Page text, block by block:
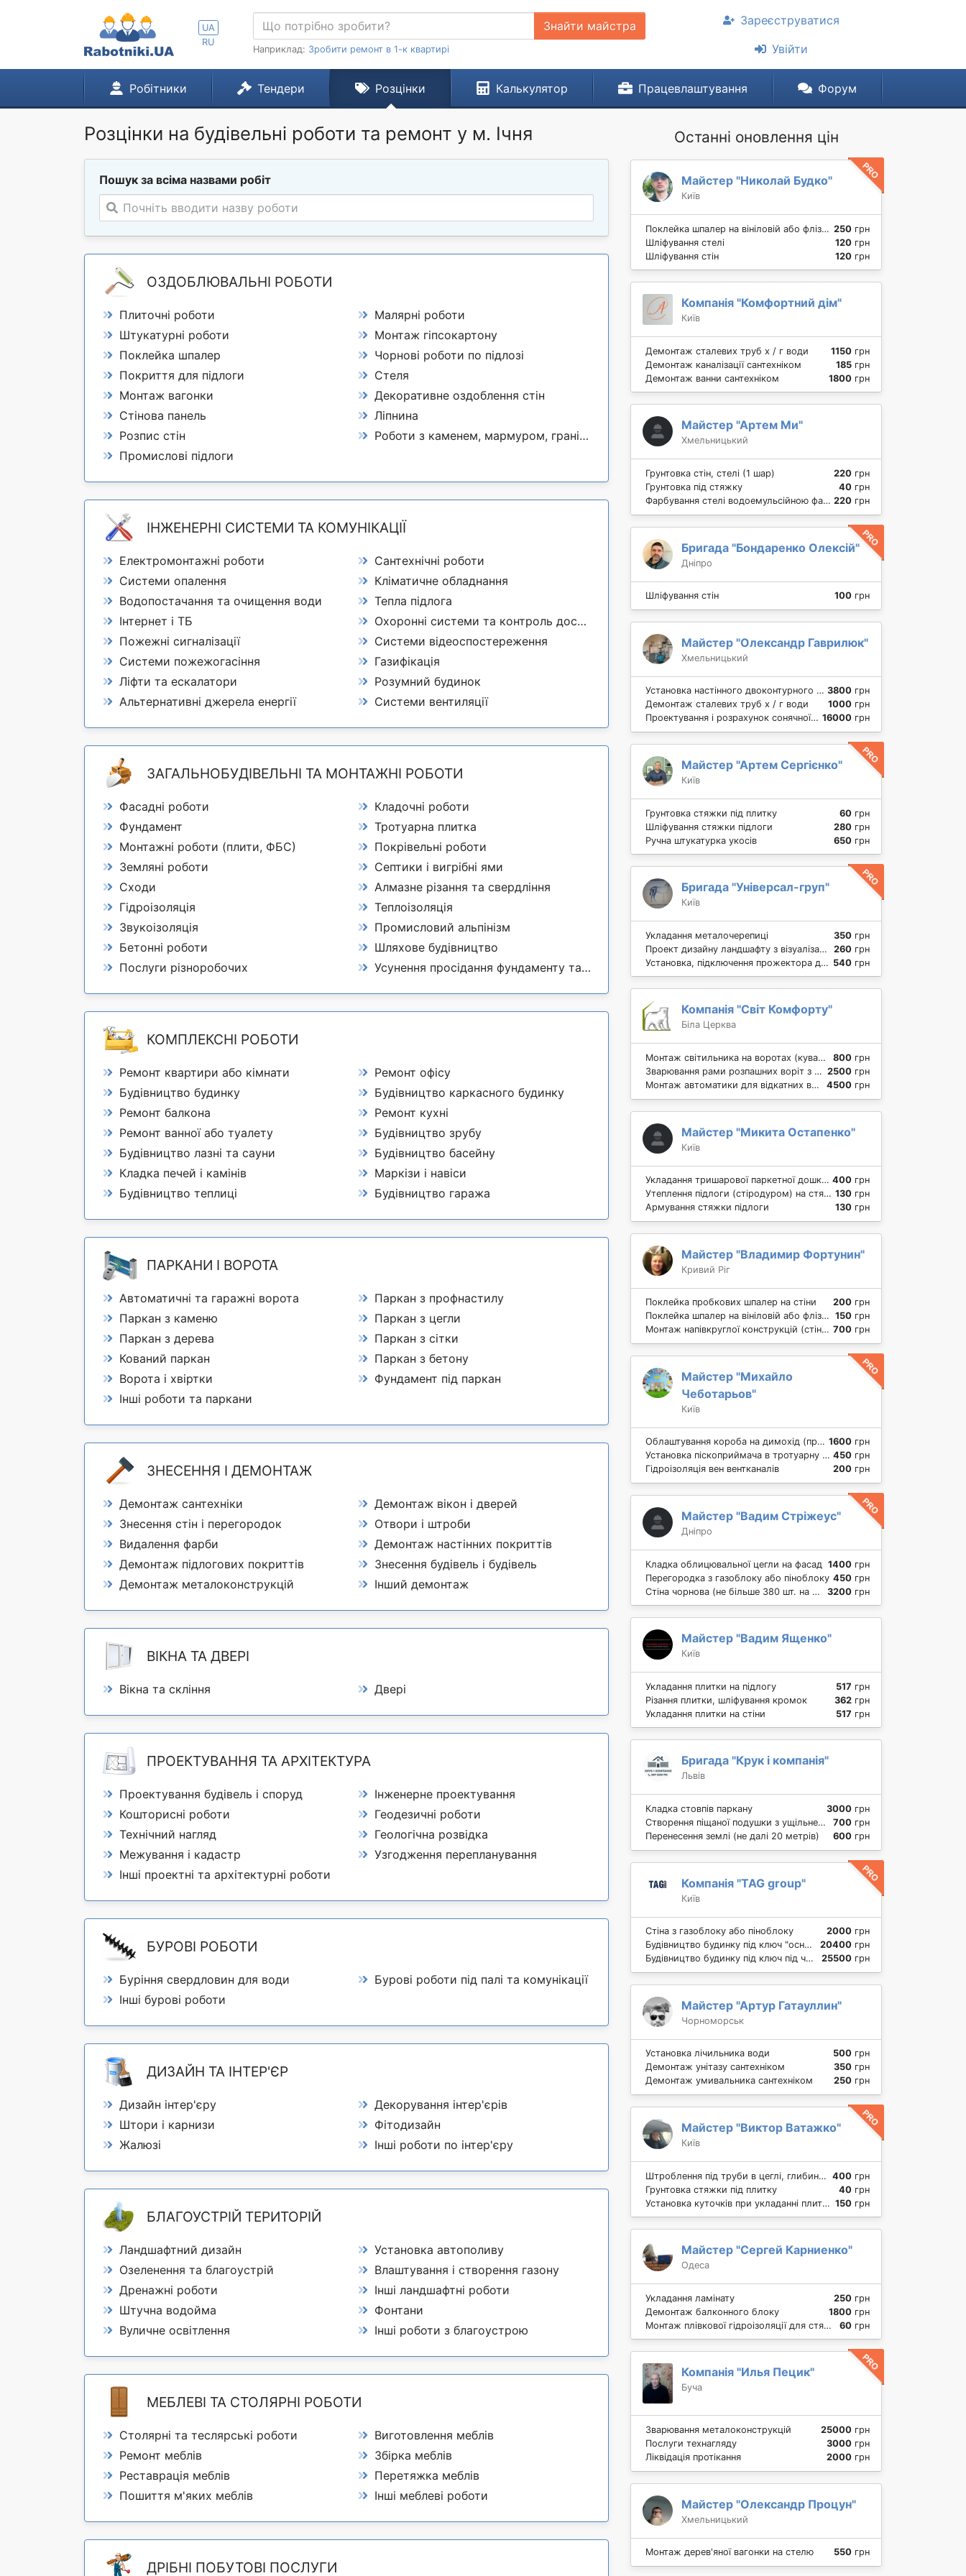
UA
RU
Знайти майстра
Наприклад: Зробити ремонт в 1-к квартирі
Зареєструватися
Увійти
Робітники Тендери Розцінки Калькулятор Працевлаштування Форум
Розцінки на будівельні роботи та ремонт у м. Ічня
Пошук за всіма назвами робіт
Почніть вводити назву роботи
ОЗДОБЛЮВАЛЬНІ РОБОТИ
Плиточні роботи
Малярні роботи
Штукатурні роботи
Монтаж гіпсокартону
Поклейка шпалер
Чорнові роботи по підлозі
Покриття для підлоги
Стеля
Монтаж вагонки
Декоративне оздоблення стін
Стінова панель
Ліпнина
Розпис стін
Роботи з каменем, мармуром, гранітом
Промислові підлоги
ІНЖЕНЕРНІ СИСТЕМИ ТА КОМУНІКАЦІЇ
Електромонтажні роботи
Сантехнічні роботи
Системи опалення
Кліматичне обладнання
Водопостачання та очищення води
Тепла підлога
Інтернет і ТБ
Охоронні системи та контроль доступу
Пожежні сигналізації
Системи відеоспостереження
Системи пожежогасіння
Газифікація
Ліфти та ескалатори
Розумний будинок
Альтернативні джерела енергії
Системи вентиляції
ЗАГАЛЬНОБУДІВЕЛЬНІ ТА МОНТАЖНІ РОБОТИ
Фасадні роботи
Кладочні роботи
Фундамент
Тротуарна плитка
Монтажні роботи (плити, ФБС)
Покрівельні роботи
Земляні роботи
Септики і вигрібні ями
Сходи
Алмазне різання та свердління
Гідроізоляція
Теплоізоляція
Звукоізоляція
Промисловий альпінізм
Бетонні роботи
Шляхове будівництво
Послуги різноробочих
Усунення просідання фундаменту та підлоги
КОМПЛЕКСНІ РОБОТИ
Ремонт квартири або кімнати
Ремонт офісу
Будівництво будинку
Будівництво каркасного будинку
Ремонт балкона
Ремонт кухні
Ремонт ванної або туалету
Будівництво зрубу
Будівництво лазні та сауни
Будівництво басейну
Кладка печей і камінів
Маркізи і навіси
Будівництво теплиці
Будівництво гаража
ПАРКАНИ І ВОРОТА
Автоматичні та гаражні ворота
Паркан з профнастилу
Паркан з каменю
Паркан з цегли
Паркан з дерева
Паркан з сітки
Кований паркан
Паркан з бетону
Ворота і хвіртки
Фундамент під паркан
Інші роботи та паркани
ЗНЕСЕННЯ І ДЕМОНТАЖ
Демонтаж сантехніки
Демонтаж вікон і дверей
Знесення стін і перегородок
Отвори і штроби
Видалення фарби
Демонтаж настінних покриттів
Демонтаж підлогових покриттів
Знесення будівель і будівель
Демонтаж металоконструкцій
Інший демонтаж
ВІКНА ТА ДВЕРІ
Вікна та скління Двері
ПРОЕКТУВАННЯ ТА АРХІТЕКТУРА
Проектування будівель і споруд
Інженерне проектування
Кошторисні роботи
Геодезичні роботи
Технічний нагляд
Геологічна розвідка
Межування і кадастр
Узгодження перепланування
Інші проектні та архітектурні роботи
БУРОВІ РОБОТИ
Буріння свердловин для води
Бурові роботи під палі та комунікації
Інші бурові роботи
ДИЗАЙН ТА ІНТЕР'ЄР
Дизайн інтер'єру
Декорування інтер'єрів
Штори і карнизи
Фітодизайн
Жалюзі
Інші роботи по інтер'єру
БЛАГОУСТРІЙ ТЕРИТОРІЙ
Ландшафтний дизайн
Установка автополиву
Озеленення та благоустрій
Влаштування і створення газону
Дренажні роботи
Інші ландшафтні роботи
Штучна водойма
Фонтани
Вуличне освітлення
Інші роботи з благоустрою
МЕБЛЕВІ ТА СТОЛЯРНІ РОБОТИ
Столярні та теслярські роботи
Виготовлення меблів
Ремонт меблів
Збірка меблів
Реставрація меблів
Перетяжка меблів
Пошиття м'яких меблів
Інші меблеві роботи
ДРІБНІ ПОБУТОВІ ПОСЛУГИ
Останні оновлення цін
Майстер "Николай Будко"
Київ
Поклейка шпалер на вініловій або флізеліновій основі на стіну 250 грн
Шліфування стелі
120 грн
Шліфування стін
120 грн
Компанія "Комфортний дім"
Київ
Демонтаж сталевих труб х / г води 1150 грн
Демонтаж каналізації сантехніком
185 грн
Демонтаж ванни сантехніком
1800 грн
Майстер "Артем Ми"
Хмельницький
Грунтовка стін, стелі (1 шар) 220 грн
Грунтовка під стяжку
40 грн
Фарбування стелі водоемульсійною фарбою 220 грн
Бригада "Бондаренко Олексій"
Дніпро
Шліфування стін 100 грн
Майстер "Олександр Гаврилюк"
Хмельницький
Установка настінного двоконтурного газового котла до 32 кВт 3800 грн
Демонтаж сталевих труб х / г води
1000 грн
Проектування і розрахунок сонячної електростанції 16000 грн
Майстер "Артем Сергієнко"
Київ
Грунтовка стяжки під плитку 60 грн
Шліфування стяжки підлоги
280 грн
Ручна штукатурка укосів
650 грн
Бригада "Універсал-груп"
Київ
Укладання металочерепиці 350 грн
Проект дизайну ландшафту з візуалізацією за м2
260 грн
Установка, підключення прожектора для підсвічування будівель 540 грн
Компанія "Світ Комфорту"
Біла Церква
Монтаж світильника на воротах (кування) 800 грн
Зварювання рами розпашних воріт з монтажем на петлі 2500 грн
Монтаж автоматики для відкатних воріт
4500 грн
Майстер "Микита Остапенко"
Київ
Укладання тришарової паркетної дошки на підлогу 400 грн
Утеплення підлоги (стіродуром) на стяжку. Ціни від будівельників 130 грн
Армування стяжки підлоги
130 грн
Майстер "Владимир Фортунин"
Кривий Ріг
Поклейка пробкових шпалер на стіни 200 грн
Поклейка шпалер на вініловій або флізеліновій основі на стіну 150 грн
Монтаж напівкруглої конструкцій (стіни) з гіпсокартону 700 грн
Майстер "Михайло
Чеботарьов"
Київ
Облаштування короба на димохід (профлист) 1600 грн
Установка піскоприймача в тротуарну плитку 450 грн
Гідроізоляція вен вентканалів
200 грн
Майстер "Вадим Стріжеус"
Дніпро
Кладка облицювальної цегли на фасад 1400 грн
Перегородка з газоблоку або піноблоку 450 грн
Стіна чорнова (не більше 380 шт. на куб)
3200 грн
Майстер "Вадим Ященко"
Київ
Укладання плитки на підлогу 517 грн
Різання плитки, шліфування кромок
362 грн
Укладання плитки на стіни
517 грн
Бригада "Крук і компанія"
Львів
Кладка стовпів паркану 3000 грн
Створення піщаної подушки з ущільненням для фундаменту
700 грн
Перенесення землі (не далі 20 метрів)
600 грн
Компанія "TAG group"
Київ
Стіна з газоблоку або піноблоку 2000 грн
Будівництво будинку під ключ "основа" (фундамент, коробка, дах)
20400 грн
Будівництво будинку під ключ під чистову обробку.
25500 грн
Майстер "Артур Гатауллин"
Чорноморськ
Установка лічильника води 500 грн
Демонтаж унітазу сантехніком
350 грн
Демонтаж умивальника сантехніком
250 грн
Майстер "Виктор Ватажко"
Київ
Штроблення під труби в цеглі, глибина штроби 5 см 400 грн
Грунтовка стяжки під плитку
40 грн
Установка куточків при укладанні плитки 150 грн
Майстер "Сергей Карниенко"
Одеса
Укладання ламінату 250 грн
Демонтаж балконного блоку
1800 грн
Монтаж плівкової гідроізоляції для стяжки
60 грн
Компанія "Илья Пецик"
Буча
Зварювання металоконструкцій 25000 грн
Послуги технагляду
3000 грн
Ліквідація протікання
2000 грн
Майстер "Олександр Процун"
Хмельницький
Монтаж дерев'яної вагонки на стелю 550 грн